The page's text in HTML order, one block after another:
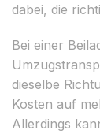
dabei, die
Bei einer
dieselbe
Kosten auf
Allerdings